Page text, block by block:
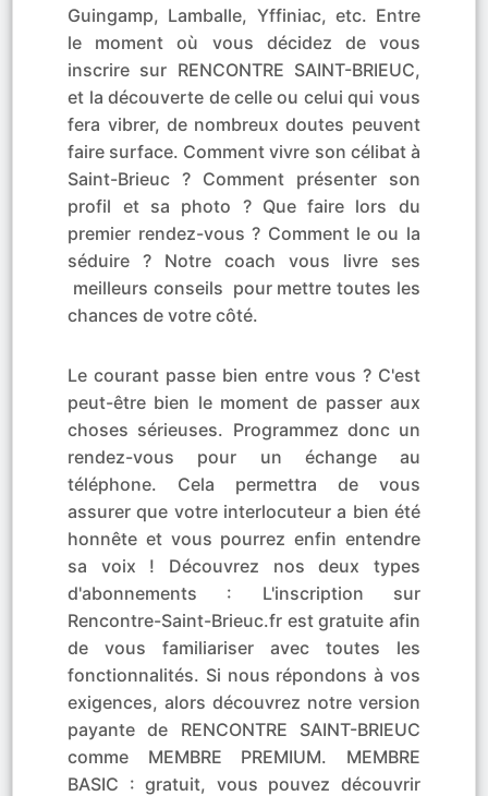
Guingamp, Lamballe, Yffiniac, etc. Entre
le moment où vous décidez de vous
inscrire sur RENCONTRE SAINT-BRIEUC,
et la découverte de celle ou celui qui vous
fera vibrer, de nombreux doutes peuvent
faire surface. Comment vivre son célibat à
Saint-Brieuc ? Comment présenter son
profil et sa photo ? Que faire lors du
premier rendez-vous ? Comment le ou la
séduire ? Notre coach vous livre ses
meilleurs conseils pour mettre toutes les
chances de votre côté.
Le courant passe bien entre vous ? C'est
peut-être bien le moment de passer aux
choses sérieuses. Programmez donc un
rendez-vous pour un échange au
téléphone. Cela permettra de vous
assurer que votre interlocuteur a bien été
honnête et vous pourrez enfin entendre
sa voix ! Découvrez nos deux types
d'abonnements : L'inscription sur
Rencontre-Saint-Brieuc.fr est gratuite afin
de vous familiariser avec toutes les
fonctionnalités. Si nous répondons à vos
exigences, alors découvrez notre version
payante de RENCONTRE SAINT-BRIEUC
comme MEMBRE PREMIUM. MEMBRE
BASIC : gratuit, vous pouvez découvrir